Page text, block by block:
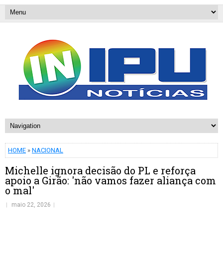
HOME » NACIONAL
Michelle ignora decisão do PL e reforça
apoio a Girão: 'não vamos fazer aliança com
o mal'
maio 22, 2026